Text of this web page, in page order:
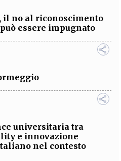
il no al riconoscimento
essere impugnato
universitaria tra
e innovazione
nel contesto